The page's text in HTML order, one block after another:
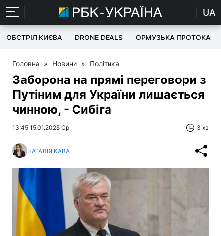
UA
ОБСТРІЛ КИЄВА DRONE DEALS ОРМУЗЬКА ПРОТОКА
Головна » Новини » Політика
Заборона на прямі переговори з
Путіним для України лишається
чинною, - Сибіга
13:45 15.01.2025 Ср 3 хв
НАТАЛІЯ КАВА